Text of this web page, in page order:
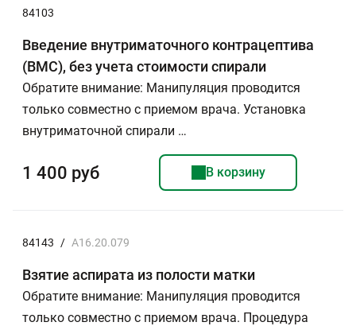
84103
Введение внутриматочного контрацептива
(ВМС), без учета стоимости спирали
Обратите внимание: Манипуляция проводится
только совместно с приемом врача. Установка
внутриматочной спирали …
1 400 руб В корзину
84143 / А16.20.079
Взятие аспирата из полости матки
Обратите внимание: Манипуляция проводится
только совместно с приемом врача. Процедура